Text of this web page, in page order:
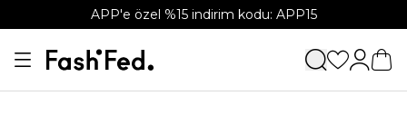
APP'e özel %15 indirim kodu: APP15